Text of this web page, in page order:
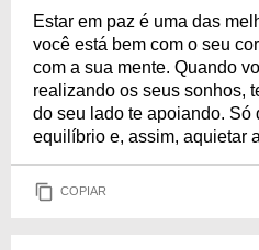
Estar em paz é uma das
você está bem com o seu
com a sua mente. Quando
realizando os seus sonhos,
do seu lado te apoiando. Só
equilíbrio e, assim, aquietar
COPIAR